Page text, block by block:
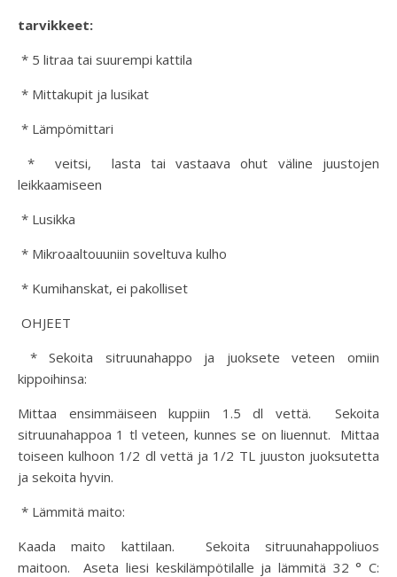
tarvikkeet:
* 5 litraa tai suurempi kattila
* Mittakupit ja lusikat
* Lämpömittari
* veitsi, lasta tai vastaava ohut väline juustojen
leikkaamiseen
* Lusikka
* Mikroaaltouuniin soveltuva kulho
* Kumihanskat, ei pakolliset
OHJEET
* Sekoita sitruunahappo ja juoksete veteen omiin
kippoihinsa:
Mittaa ensimmäiseen kuppiin 1.5 dl vettä. Sekoita
sitruunahappoa 1 tl veteen, kunnes se on liuennut. Mittaa
toiseen kulhoon 1/2 dl vettä ja 1/2 TL juuston juoksutetta
ja sekoita hyvin.
* Lämmitä maito:
Kaada maito kattilaan. Sekoita sitruunahappoliuos
maitoon. Aseta liesi keskilämpötilalle ja lämmitä 32 ° C: